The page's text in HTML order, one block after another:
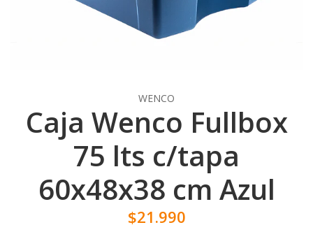
WENCO
Caja Wenco Fullbox
75 lts c/tapa
60x48x38 cm Azul
$21.990